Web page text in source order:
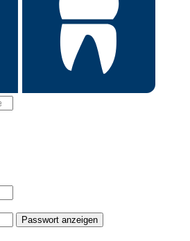
Passwort anzeigen